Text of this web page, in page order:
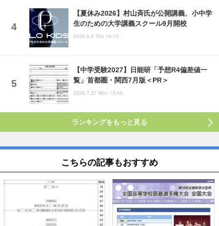
【夏休み2026】村山斉氏が公開講義、小中学
生のための大学講義スクール9月開校
2026.8.6 Thu 19:15
【中学受験2027】日能研「予想R4偏差値一
覧」首都圏・関西7月版＜PR＞
2026.7.27 Mon 13:46
ランキングをもっと見る
こちらの記事もおすすめ